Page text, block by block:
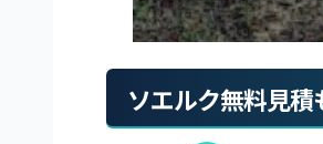
ソエルク無料見